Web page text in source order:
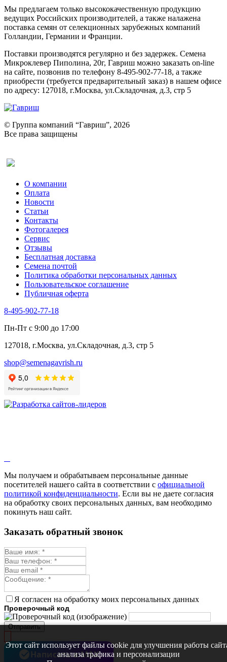
Мы предлагаем только высококачественную продукцию
ведущих Российских производителей, а также налажена
поставка семян от селекционных зарубежных компаний
Голландии, Германии и Франции.
Поставки производятся регулярно и без задержек. Семена
Микроклевер Пиполина, 20г, Гавриш можно заказать on-line
на сайте, позвонив по телефону 8-495-902-77-18, а также
приобрести (требуется предварительный заказ) в нашем офисе
по адресу: 127018, г.Москва, ул.Складочная, д.3, стр 5
© Группа компаний “Гавриш”, 2026
Все права защищены
О компании
Оплата
Новости
Статьи
Контакты
Фотогалерея​
Сервис
Отзывы
Бесплатная доставка
Семена почтой
Политика обработки персональных данных
Пользовательское соглашение
Публичная оферта
8-495-902-77-18
Пн-Пт с 9:00 до 17:00
127018, г.Москва, ул.Складочная, д.3, стр 5
shop@semenagavrish.ru
Мы получаем и обрабатываем персональные данные
посетителей нашего сайта в соответствии с официальной
политикой конфиденциальности. Если вы не даете согласия
на обработку своих персональных данных, вам необходимо
покинуть наш сайт.
Этот сайт использует файлы cookie для улучшения работы
анализа трафика и персонализации
Заказать обратный звонок
Я согласен на обработку моих персональных данных
Проверочный код
Отправить
Написать в MAX